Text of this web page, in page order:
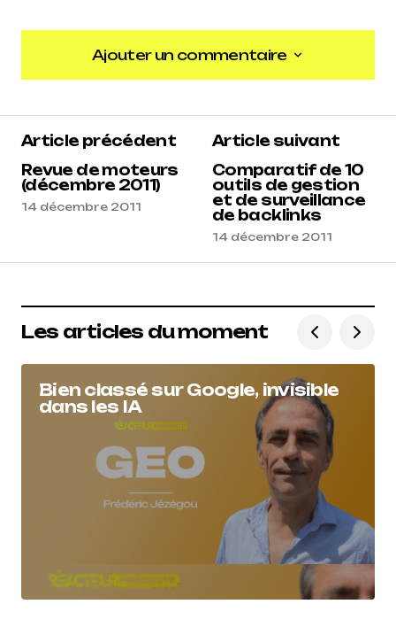
Ajouter un commentaire
Ajouter un commentaire
Article précédent
Revue de moteurs
(décembre 2011)
14 décembre 2011
Article suivant
Comparatif de 10
outils de gestion
et de surveillance
de backlinks
14 décembre 2011
Les articles du moment
Bien classé sur Google, invisible
dans les IA